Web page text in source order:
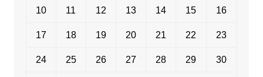
10 11 12 13 14 15 16
17 18 19 20 21 22 23
24 25 26 27 28 29 30